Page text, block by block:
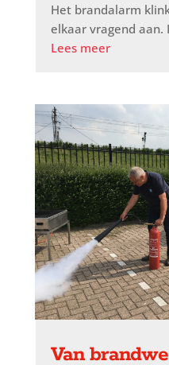
Het brandalarm
elkaar vragend aan.
Lees meer
Van